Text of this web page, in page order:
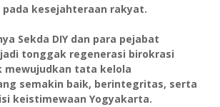
kesejahteraan rakyat.
Sekda DIY dan para pejabat
tonggak regenerasi birokrasi
mewujudkan tata kelola
semakin baik, berintegritas, serta
keistimewaan Yogyakarta.